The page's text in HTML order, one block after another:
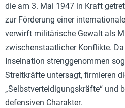
die am 3. Mai 1947 in Kraft
zur Förderung einer
verwirft militärische Gewalt als
zwischenstaatlicher Konflikte.
Inselnation strenggenommen
Streitkräfte untersagt, firmieren
„Selbstverteidigungskräfte“ und
defensiven Charakter.